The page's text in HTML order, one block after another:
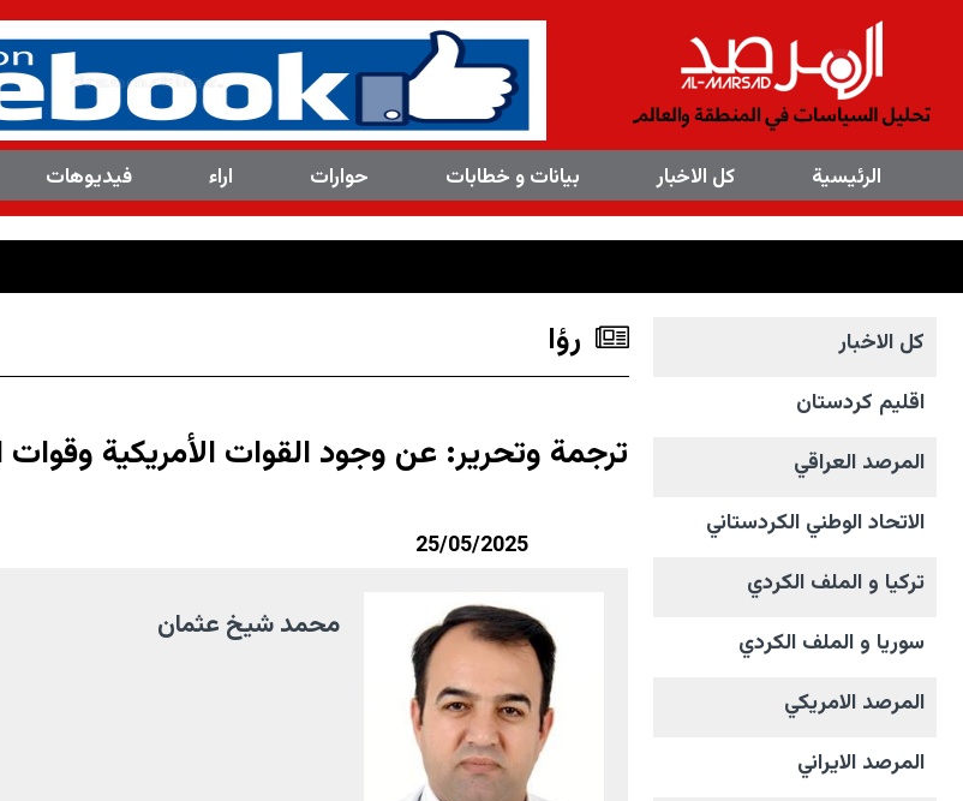
الرئیسیة کل الاخبار بیانات و خطابات حوارات اراء فیدیوهات
×
کل الاخبار
اقليم كردستان
المرصد العراقي
الاتحاد الوطني الکردستاني
تركيا و الملف الکردي
سوريا و الملف الکردي
المرصد الامریکي
المرصد الايراني
رؤا
ترجمة وتحرير: عن وجود القوات الأمريكية وقوات
25/05/2025
محمد شيخ عثمان